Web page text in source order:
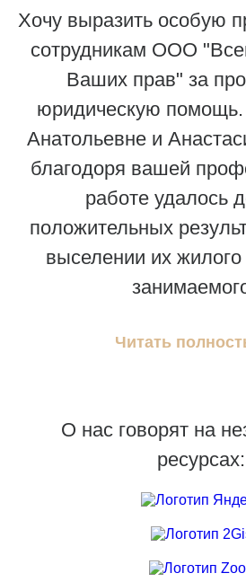
Хочу выразить особую
сотрудникам ООО
Ваших прав" за
юридическую
Анатольевне и
благодоря вашей
работе удалось
положительных
выселении их
Читать
О нас говорят на
ресурсах: